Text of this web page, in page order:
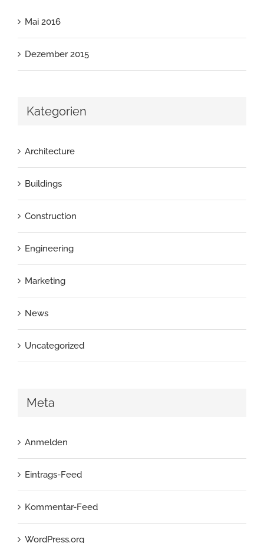
Mai 2016
Dezember 2015
Kategorien
Architecture
Buildings
Construction
Engineering
Marketing
News
Uncategorized
Meta
Anmelden
Eintrags-Feed
Kommentar-Feed
WordPress.org